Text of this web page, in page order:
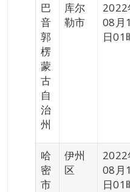
巴
音
郭
楞
蒙
古
自
治
州
库尔
勒市
2022
08月
日01
哈
密
市
伊州
区
2022
08月
日01